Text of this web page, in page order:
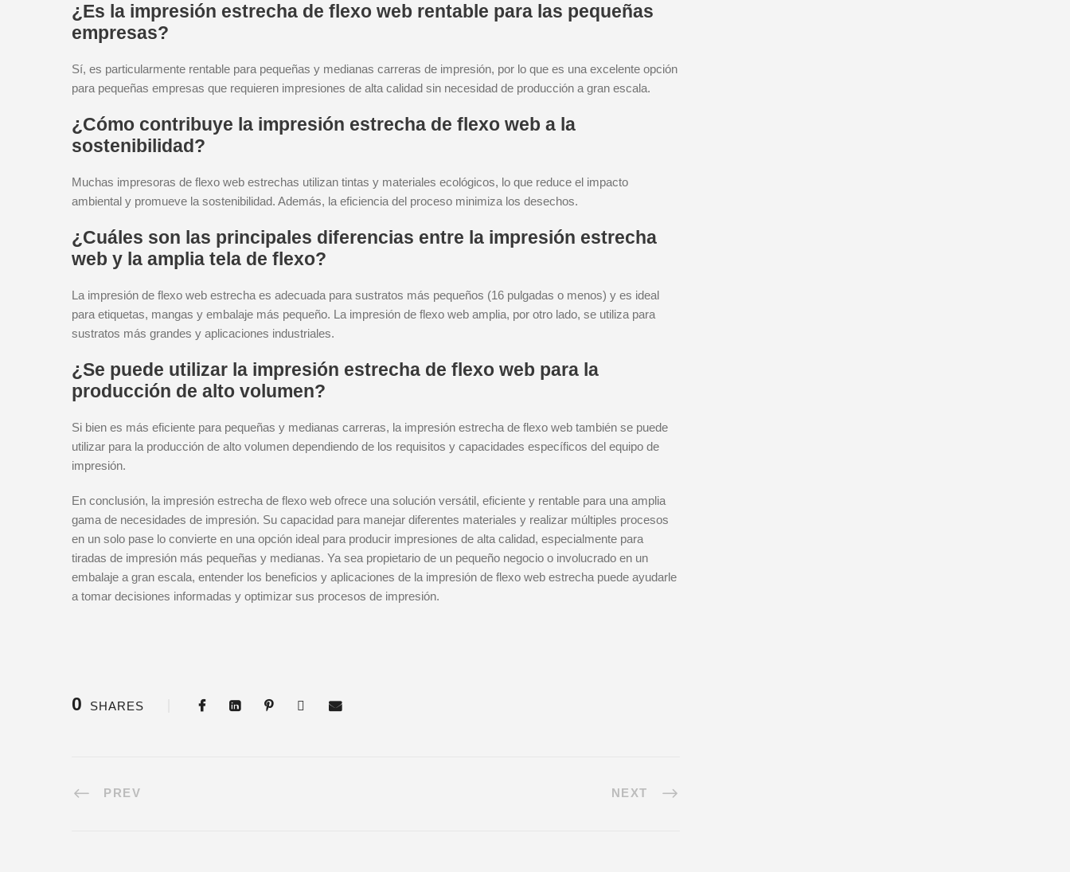
¿Es la impresión estrecha de flexo web rentable para las pequeñas
empresas?
Sí, es particularmente rentable para pequeñas y medianas carreras de impresión, por lo que es una excelente opción
para pequeñas empresas que requieren impresiones de alta calidad sin necesidad de producción a gran escala.
¿Cómo contribuye la impresión estrecha de flexo web a la
sostenibilidad?
Muchas impresoras de flexo web estrechas utilizan tintas y materiales ecológicos, lo que reduce el impacto
ambiental y promueve la sostenibilidad. Además, la eficiencia del proceso minimiza los desechos.
¿Cuáles son las principales diferencias entre la impresión estrecha
web y la amplia tela de flexo?
La impresión de flexo web estrecha es adecuada para sustratos más pequeños (16 pulgadas o menos) y es ideal
para etiquetas, mangas y embalaje más pequeño. La impresión de flexo web amplia, por otro lado, se utiliza para
sustratos más grandes y aplicaciones industriales.
¿Se puede utilizar la impresión estrecha de flexo web para la
producción de alto volumen?
Si bien es más eficiente para pequeñas y medianas carreras, la impresión estrecha de flexo web también se puede
utilizar para la producción de alto volumen dependiendo de los requisitos y capacidades específicos del equipo de
impresión.
En conclusión, la impresión estrecha de flexo web ofrece una solución versátil, eficiente y rentable para una amplia
gama de necesidades de impresión. Su capacidad para manejar diferentes materiales y realizar múltiples procesos
en un solo pase lo convierte en una opción ideal para producir impresiones de alta calidad, especialmente para
tiradas de impresión más pequeñas y medianas. Ya sea propietario de un pequeño negocio o involucrado en un
embalaje a gran escala, entender los beneficios y aplicaciones de la impresión de flexo web estrecha puede ayudarle
a tomar decisiones informadas y optimizar sus procesos de impresión.
0 SHARES
PREV NEXT